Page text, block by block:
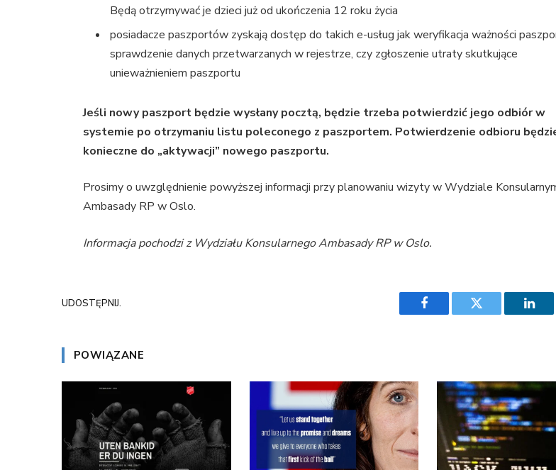
Będą otrzymywać je dzieci już od ukończenia 12 roku życia
posiadacze paszportów zyskają dostęp do takich e-usług jak weryfikacja ważności
sprawdzenie danych przetwarzanych w rejestrze, czy zgłoszenie utraty skutkujące
unieważnieniem paszportu
Jeśli nowy paszport będzie wysłany pocztą, będzie trzeba potwierdzić jego odbiór w
systemie po otrzymaniu listu poleconego z paszportem. Potwierdzenie odbioru
konieczne do „aktywacji” nowego paszportu.
Prosimy o uwzględnienie powyższej informacji przy planowaniu wizyty w Wydziale
Ambasady RP w Oslo.
Informacja pochodzi z Wydziału Konsularnego Ambasady RP w Oslo.
UDOSTĘPNIJ.
Facebook Twitter
POWIĄZANE